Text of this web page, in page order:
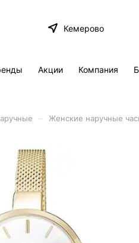
Кемерово
Акции Компания
Женские наручные